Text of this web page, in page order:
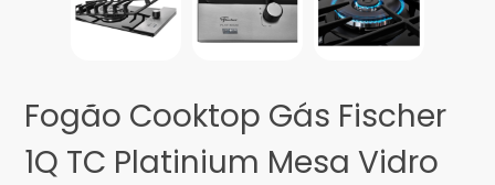
Fogão Cooktop Gás Fischer
1Q TC Platinium Mesa Vidro